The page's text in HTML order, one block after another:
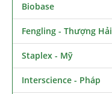
Biobase
Fengling - Thượng Hải
Staplex - Mỹ
Interscience - Pháp